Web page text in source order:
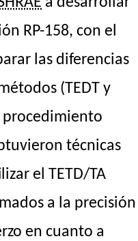
RP-158, con el
las diferencias
(TEDT y
procedimiento
técnicas
el TETD/TA
a la precisión
en cuanto a